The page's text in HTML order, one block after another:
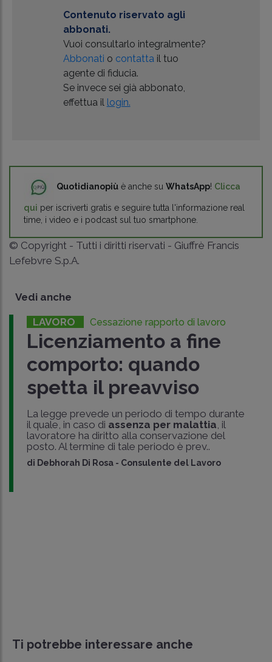
Contenuto riservato agli
abbonati.
Vuoi consultarlo integralmente?
Abbonati o contattail tuo
agente di fiducia.
Se invece sei già abbonato,
effettua il login.
Quotidianopiù è anche su WhatsApp! Clicca
qui per iscriverti gratis e seguire tutta l'informazione real
time, i video e i podcast sul tuo smartphone.
© Copyright - Tutti i diritti riservati - Giuffrè Francis
Lefebvre S.p.A.
Vedi anche
LAVORO Cessazione rapporto di lavoro
Licenziamento a fine
comporto: quando
spetta il preavviso
La legge prevede un periodo di tempo durante
il quale, in caso di assenza per malattia , il
lavoratore ha diritto alla conservazione del
posto. Al termine di tale periodo è prev..
di Debhorah Di Rosa - Consulente del Lavoro
Ti potrebbe interessare anche